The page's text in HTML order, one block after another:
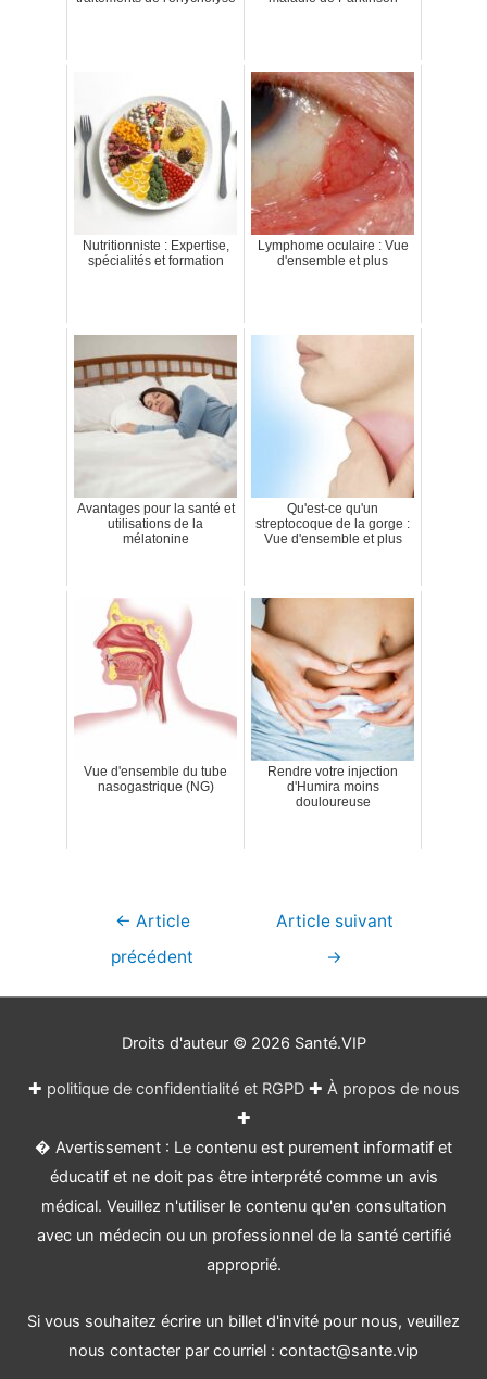
Nutritionniste : Expertise,
spécialités et formation
Lymphome oculaire : Vue
d'ensemble et plus
Avantages pour la santé et
utilisations de la
mélatonine
Qu'est-ce qu'un
streptocoque de la gorge :
Vue d'ensemble et plus
Vue d'ensemble du tube
nasogastrique (NG)
Rendre votre injection
d'Humira moins
douloureuse
Navigation
← Article
précédent
Article suivant
→
Droits d'auteur © 2026 Santé.VIP
✚ politique de confidentialité et RGPD✚ À propos de nous
✚
� Avertissement : Le contenu est purement informatif et
éducatif et ne doit pas être interprété comme un avis
médical. Veuillez n'utiliser le contenu qu'en consultation
avec un médecin ou un professionnel de la santé certifié
approprié.
Si vous souhaitez écrire un billet d'invité pour nous, veuillez
nous contacter par courriel : contact@sante.vip